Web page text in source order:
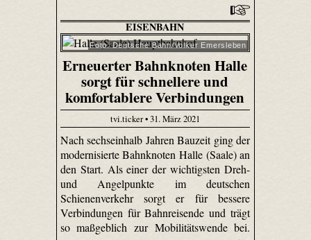
EISENBAHN
Foto: Deutsche Bahn/Volker Emersleben
Erneuerter Bahnknoten Halle
sorgt für schnellere und
komfortablere Verbindungen
tvi.ticker • 31. März 2021
Nach sechseinhalb Jahren Bauzeit ging der
modernisierte Bahnknoten Halle (Saale) an
den Start. Als einer der wichtigsten Dreh-
und Angelpunkte im deutschen
Schienenverkehr sorgt er für bessere
Verbindungen für Bahnreisende und trägt
so maßgeblich zur Mobilitätswende bei.